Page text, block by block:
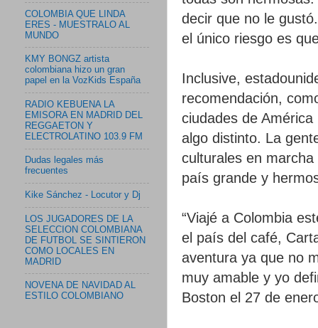
decir que no le
el único riesgo es
Inclusive,
recomendación,
ciudades de
algo distinto. La
culturales en
país grande y
“Viajé a Colombia
el país del café,
aventura ya que no
muy amable y yo
Boston el 27 de
COLOMBIA QUE LINDA
ERES - MUESTRALO AL
MUNDO
KMY BONGZ artista
colombiana hizo un gran
papel en la VozKids España
RADIO KEBUENA LA
EMISORA EN MADRID DEL
REGGAETON Y
ELECTROLATINO 103.9 FM
Dudas legales más
frecuentes
Kike Sánchez - Locutor y Dj
LOS JUGADORES DE LA
SELECCION COLOMBIANA
DE FUTBOL SE SINTIERON
COMO LOCALES EN
MADRID
NOVENA DE NAVIDAD AL
ESTILO COLOMBIANO